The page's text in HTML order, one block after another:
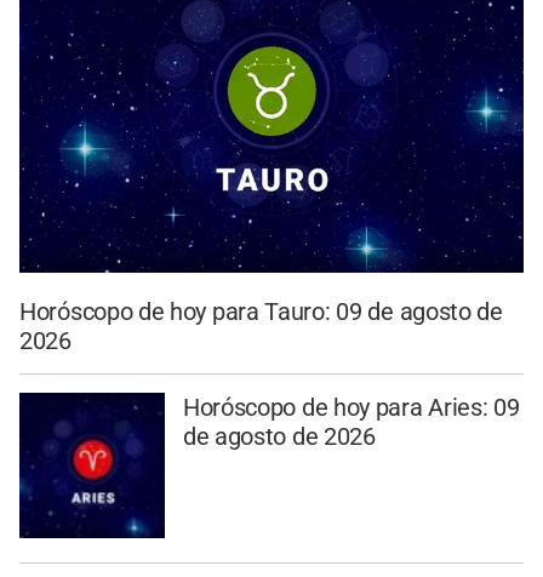
Horóscopo de hoy para Tauro: 09 de agosto de
2026
Horóscopo de hoy para Aries: 09
de agosto de 2026